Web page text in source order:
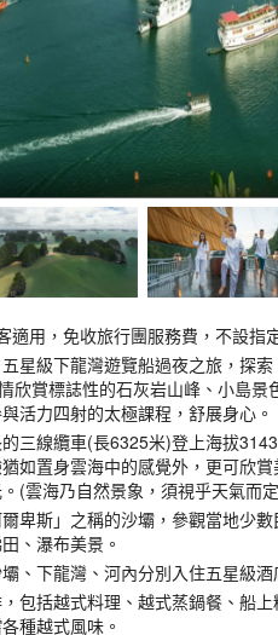
適用，免收旅行團服務費，不設指
五星級下龍灣遊覽船過夜之旅，探
欣賞標誌性的石灰岩山峰、小島景
活力四射的太極課程，舒展身心。
三線纜車(長6325米)登上海拔
如置身雲海中的感覺外，更可欣
(雲海乃自然景象，須視乎天氣而
卑斯」之稱的沙壩，參觀當地少
、瀑布美景。
、下龍灣、河內分別入住五星級酒
包括越式料理、越式蒸鍋餐、船
種越式風味。